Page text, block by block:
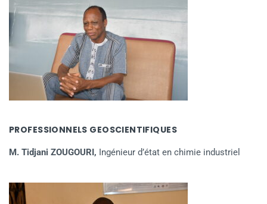
PROFESSIONNELS GEOSCIENTIFIQUES
M. Tidjani ZOUGOURI, Ingénieur d’état en chimie industriel